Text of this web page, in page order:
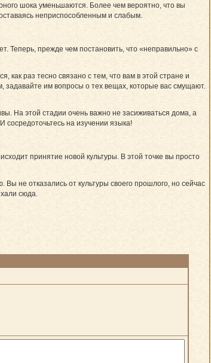
шока уменьшаются. Более чем вероятно, что вы
неприспособленным и слабым.
Теперь, прежде чем постановить, что «неправильно» с
как раз тесно связано с тем, что вам в этой стране и
им вопросы о тех вещах, которые вас смущают.
На этой стадии очень важно не засиживаться дома, а
сосредоточьтесь на изучении языка!
принятие новой культуры. В этой точке вы просто
не отказались от культуры своего прошлого, но сейчас
сюда.